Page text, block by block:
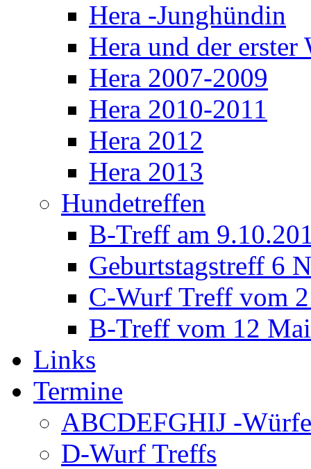
Hera -Junghündin
Hera und der
Hera 2007-2009
Hera 2010-2011
Hera 2012
Hera 2013
Hundetreffen
B-Treff am
Geburtstagstreff 6
C-Wurf Treff vom
B-Treff vom 12
Links
Termine
ABCDEFGHIJ -
D-Wurf Treffs